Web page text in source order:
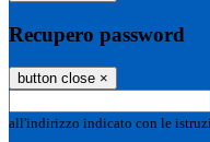
Recupero password
button close ×
all'indirizzo indicato con le